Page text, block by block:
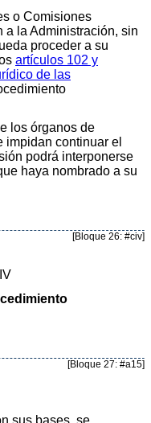
o Comisiones
a la Administración, sin
proceder a su
artículos 102 y
de las
los órganos de
impidan continuar el
podrá interponerse
haya nombrado a su
[Bloque 26: #civ]
[Bloque 27: #a15]
sus bases, se